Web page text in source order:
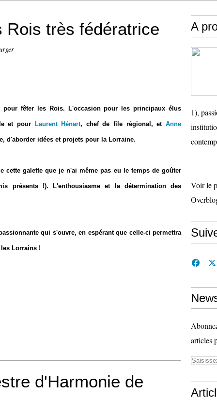
Rois très fédératrice
fêter les Rois. L'occasion pour les principaux élus
et pour Laurent Hénart, chef de file régional, et Anne
d'aborder idées et projets pour la Lorraine.
cette galette que je n'ai même pas eu le temps de goûter
présents !). L'enthousiasme et la détermination des
qui s'ouvre, en espérant que celle-ci permettra
Lorrains !
d'Harmonie de
A
1),
Voir le
articles